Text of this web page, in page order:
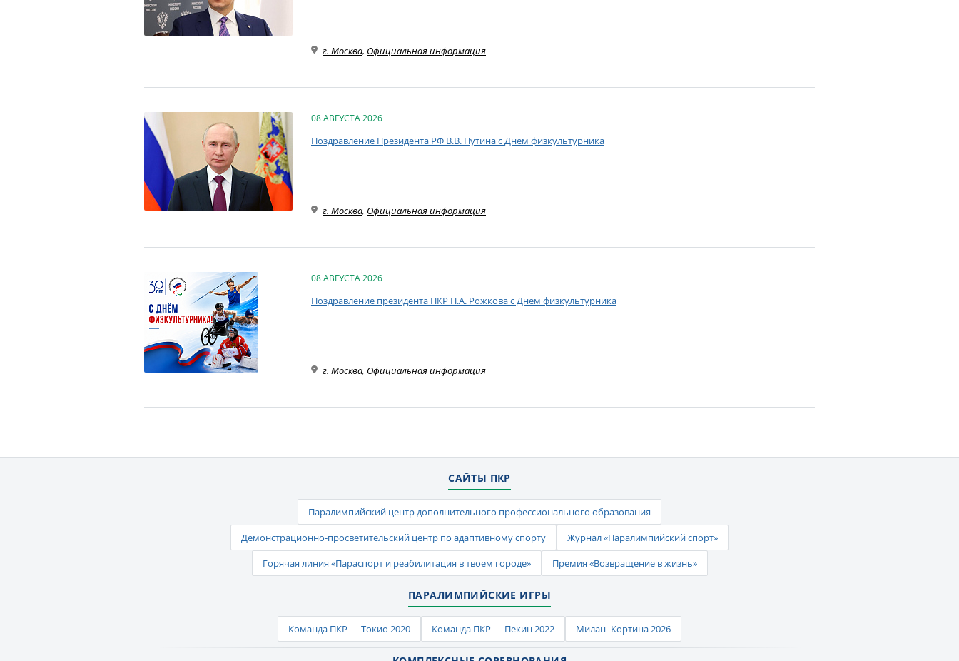
г. Москва, Официальная информация
08 АВГУСТА 2026
Поздравление Президента РФ В.В. Путина с Днем физкультурника
г. Москва, Официальная информация
08 АВГУСТА 2026
Поздравление президента ПКР П.А. Рожкова с Днем физкультурника
г. Москва, Официальная информация
САЙТЫ ПКР
Паралимпийский центр дополнительного профессионального образования
Демонстрационно-просветительский центр по адаптивному спорту
Журнал «Паралимпийский спорт»
Горячая линия «Параспорт и реабилитация в твоем городе»
Премия «Возвращение в жизнь»
ПАРАЛИМПИЙСКИЕ ИГРЫ
Команда ПКР — Токио 2020 Команда ПКР — Пекин 2022 Милан–Кортина 2026